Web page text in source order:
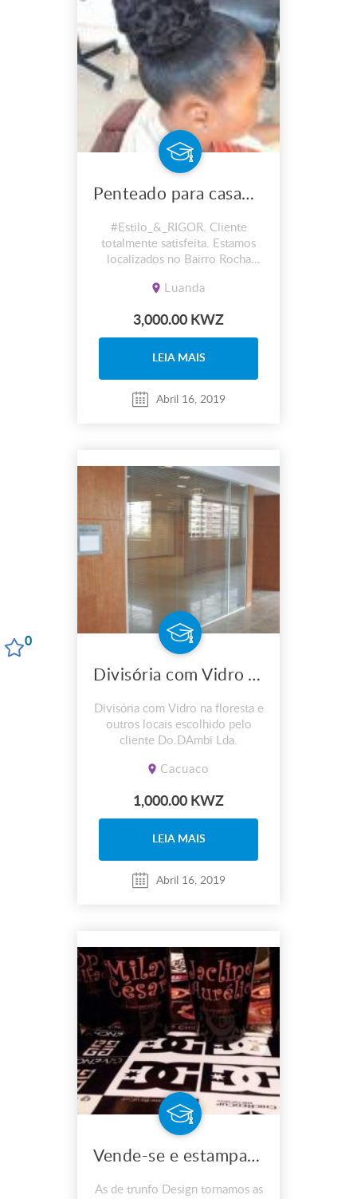
0
Penteado para casamento
#Estilo_&_RIGOR. Cliente
totalmente satisfeita. Estamos
localizados no Bairro Rocha
triângulo. Trabalhamos tambem
993391393.
Luanda
3,000.00 KWZ
LEIA MAIS
Abril 16, 2019
Divisória com Vidro Aplicação e venda de material
Divisória com Vidro na floresta e
outros locais escolhido pelo
cliente Do.DAmbi Lda.
Cacuaco
1,000.00 KWZ
LEIA MAIS
Abril 16, 2019
Vende-se e estampa-se imagem no Copo RedCup COPO VERMELHO PERSONALIZADOS
As de trunfo Design tornamos as